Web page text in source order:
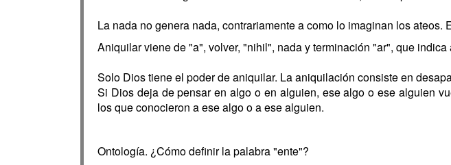
La nada no genera nada, contrariamente a como lo imaginan los
Aniquilar viene de "a", volver, "nihil", nada y terminación "ar", que
Solo Dios tiene el poder de aniquilar. La aniquilación consiste en
Si Dios deja de pensar en algo o en alguien, ese algo o ese alguien
los que conocieron a ese algo o a ese alguien.
Ontología. ¿Cómo definir la palabra "ente"?